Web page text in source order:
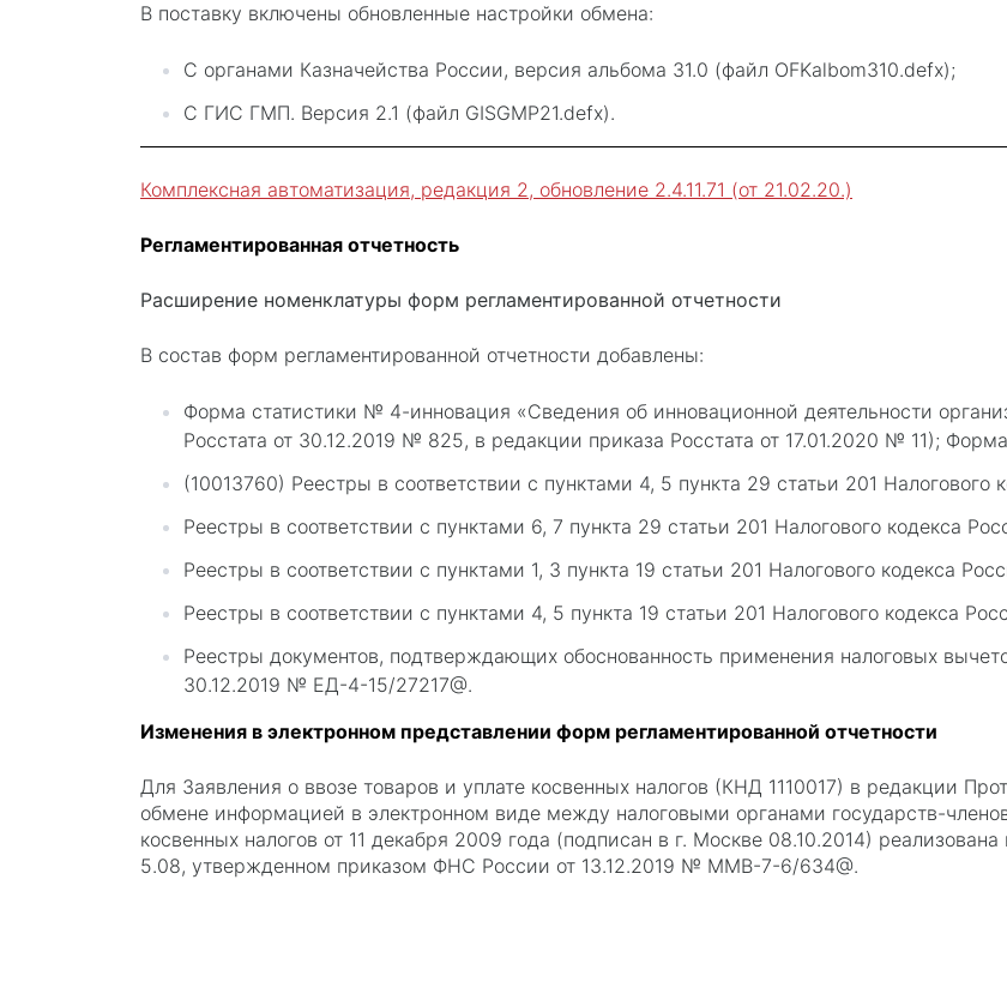
В поставку включены обновленные настройки обмена:
С органами Казначейства России, версия альбома 31.0 (файл OFKalbom310.defx);
С ГИС ГМП. Версия 2.1 (файл GISGMP21.defx).
Комплексная автоматизация, редакция 2, обновление 2.4.11.71 (от 21.02.20.)
Регламентированная отчетность
Расширение номенклатуры форм регламентированной отчетности
В состав форм регламентированной отчетности добавлены:
Форма статистики № 4-инновация «Сведения об инновационной деятельности
Росстата от 30.12.2019 № 825, в редакции приказа Росстата от 17.01.2020 № 11);
(10013760) Реестры в соответствии с пунктами 4, 5 пункта 29 статьи 201
Реестры в соответствии с пунктами 6, 7 пункта 29 статьи 201 Налогового кодекса
Реестры в соответствии с пунктами 1, 3 пункта 19 статьи 201 Налогового кодекса
Реестры в соответствии с пунктами 4, 5 пункта 19 статьи 201 Налогового кодекса
Реестры документов, подтверждающих обоснованность применения налоговых
30.12.2019 № ЕД-4-15/27217@.
Изменения в электронном представлении форм регламентированной отчетности
Для Заявления о ввозе товаров и уплате косвенных налогов (КНД 1110017) в редакции
обмене информацией в электронном виде между налоговыми органами государств-
косвенных налогов от 11 декабря 2009 года (подписан в г. Москве 08.10.2014)
5.08, утвержденном приказом ФНС России от 13.12.2019 № ММВ-7-6/634@.